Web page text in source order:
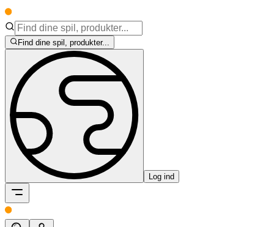
Find dine spil, produkter...
Log ind